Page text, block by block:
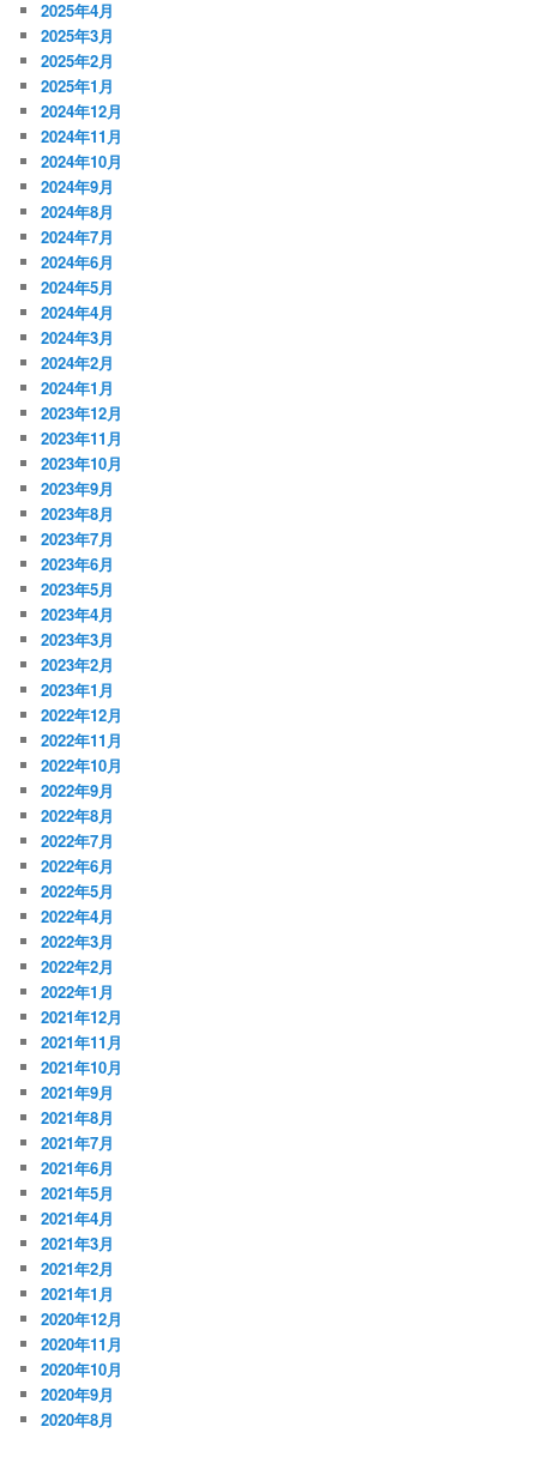
2025年4月
2025年3月
2025年2月
2025年1月
2024年12月
2024年11月
2024年10月
2024年9月
2024年8月
2024年7月
2024年6月
2024年5月
2024年4月
2024年3月
2024年2月
2024年1月
2023年12月
2023年11月
2023年10月
2023年9月
2023年8月
2023年7月
2023年6月
2023年5月
2023年4月
2023年3月
2023年2月
2023年1月
2022年12月
2022年11月
2022年10月
2022年9月
2022年8月
2022年7月
2022年6月
2022年5月
2022年4月
2022年3月
2022年2月
2022年1月
2021年12月
2021年11月
2021年10月
2021年9月
2021年8月
2021年7月
2021年6月
2021年5月
2021年4月
2021年3月
2021年2月
2021年1月
2020年12月
2020年11月
2020年10月
2020年9月
2020年8月